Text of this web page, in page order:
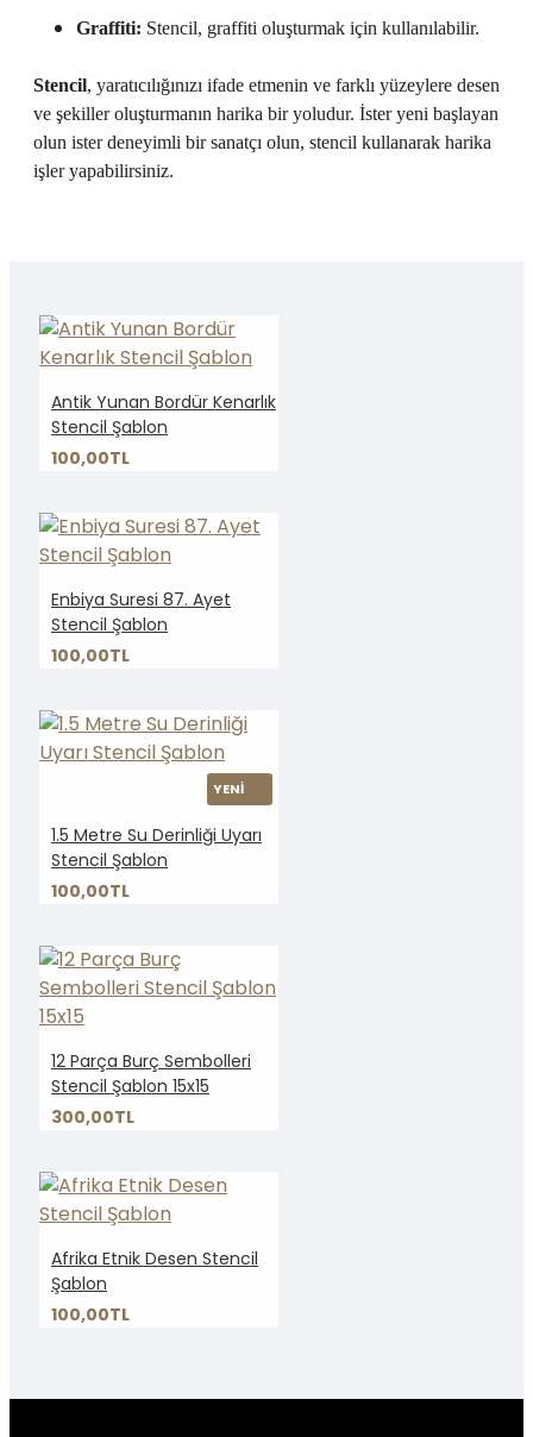
Graffiti: Stencil, graffiti oluşturmak için kullanılabilir.
Stencil, yaratıcılığınızı ifade etmenin ve farklı yüzeylere desen
ve şekiller oluşturmanın harika bir yoludur. İster yeni başlayan
olun ister deneyimli bir sanatçı olun, stencil kullanarak harika
işler yapabilirsiniz.
Antik Yunan Bordür Kenarlık
Stencil Şablon
100,00TL
Enbiya Suresi 87. Ayet
Stencil Şablon
100,00TL
YENİ
1.5 Metre Su Derinliği Uyarı
Stencil Şablon
100,00TL
12 Parça Burç Sembolleri
Stencil Şablon 15x15
300,00TL
Afrika Etnik Desen Stencil
Şablon
100,00TL